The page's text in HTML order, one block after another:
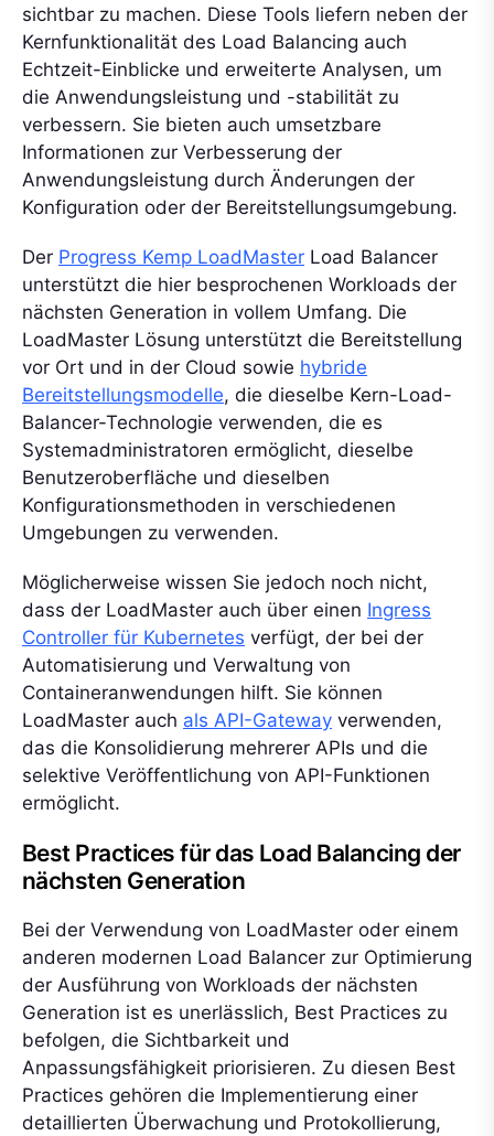
sichtbar zu machen. Diese Tools liefern neben der
Kernfunktionalität des Load Balancing auch
Echtzeit-Einblicke und erweiterte Analysen, um
die Anwendungsleistung und -stabilität zu
verbessern. Sie bieten auch umsetzbare
Informationen zur Verbesserung der
Anwendungsleistung durch Änderungen der
Konfiguration oder der Bereitstellungsumgebung.
Der Progress Kemp LoadMaster Load Balancer
unterstützt die hier besprochenen Workloads der
nächsten Generation in vollem Umfang. Die
LoadMaster Lösung unterstützt die Bereitstellung
vor Ort und in der Cloud sowie hybride
Bereitstellungsmodelle, die dieselbe Kern-Load-
Balancer-Technologie verwenden, die es
Systemadministratoren ermöglicht, dieselbe
Benutzeroberfläche und dieselben
Konfigurationsmethoden in verschiedenen
Umgebungen zu verwenden.
Möglicherweise wissen Sie jedoch noch nicht,
dass der LoadMaster auch über einen Ingress
Controller für Kubernetes verfügt, der bei der
Automatisierung und Verwaltung von
Containeranwendungen hilft. Sie können
LoadMaster auch als API-Gateway verwenden,
das die Konsolidierung mehrerer APIs und die
selektive Veröffentlichung von API-Funktionen
ermöglicht.
Best Practices für das Load Balancing der
nächsten Generation
Bei der Verwendung von LoadMaster oder einem
anderen modernen Load Balancer zur Optimierung
der Ausführung von Workloads der nächsten
Generation ist es unerlässlich, Best Practices zu
befolgen, die Sichtbarkeit und
Anpassungsfähigkeit priorisieren. Zu diesen Best
Practices gehören die Implementierung einer
detaillierten Überwachung und Protokollierung,